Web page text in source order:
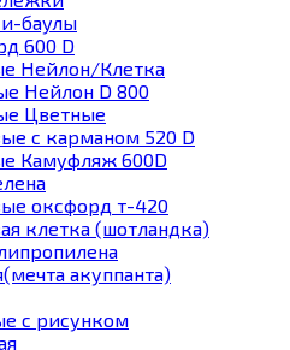
баулы
600 D
Нейлон/Клетка
Нейлон D 800
Цветные
с карманом 520 D
Камуфляж 600D
оксфорд т-420
клетка (шотландка)
акуппанта)
с рисунком